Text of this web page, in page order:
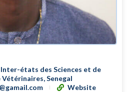
états des Sciences et de
Vétérinaires, Senegal
Website